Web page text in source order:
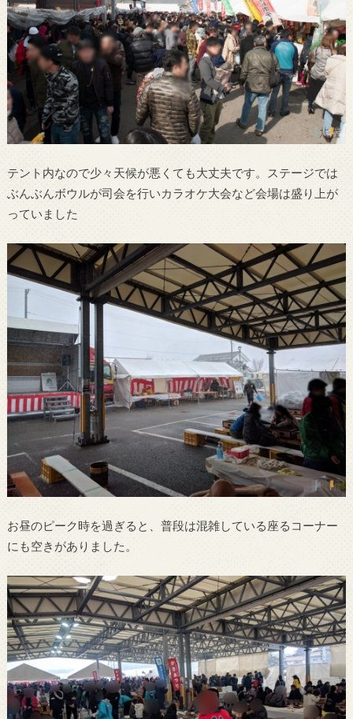
テント内なので少々天候が悪くても大丈夫です。ステージでは
ぶんぶんボウルが司会を行いカラオケ大会など会場は盛り上が
っていました
お昼のピーク時を過ぎると、普段は混雑している座るコーナー
にも空きがありました。